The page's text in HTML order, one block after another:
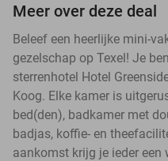
Meer over deze deal
Beleef een heerlijke mini-
gezelschap op Texel! Je
sterrenhotel Hotel
Koog. Elke kamer is
bed(den), badkamer met
badjas, koffie- en
aankomst krijg je ieder